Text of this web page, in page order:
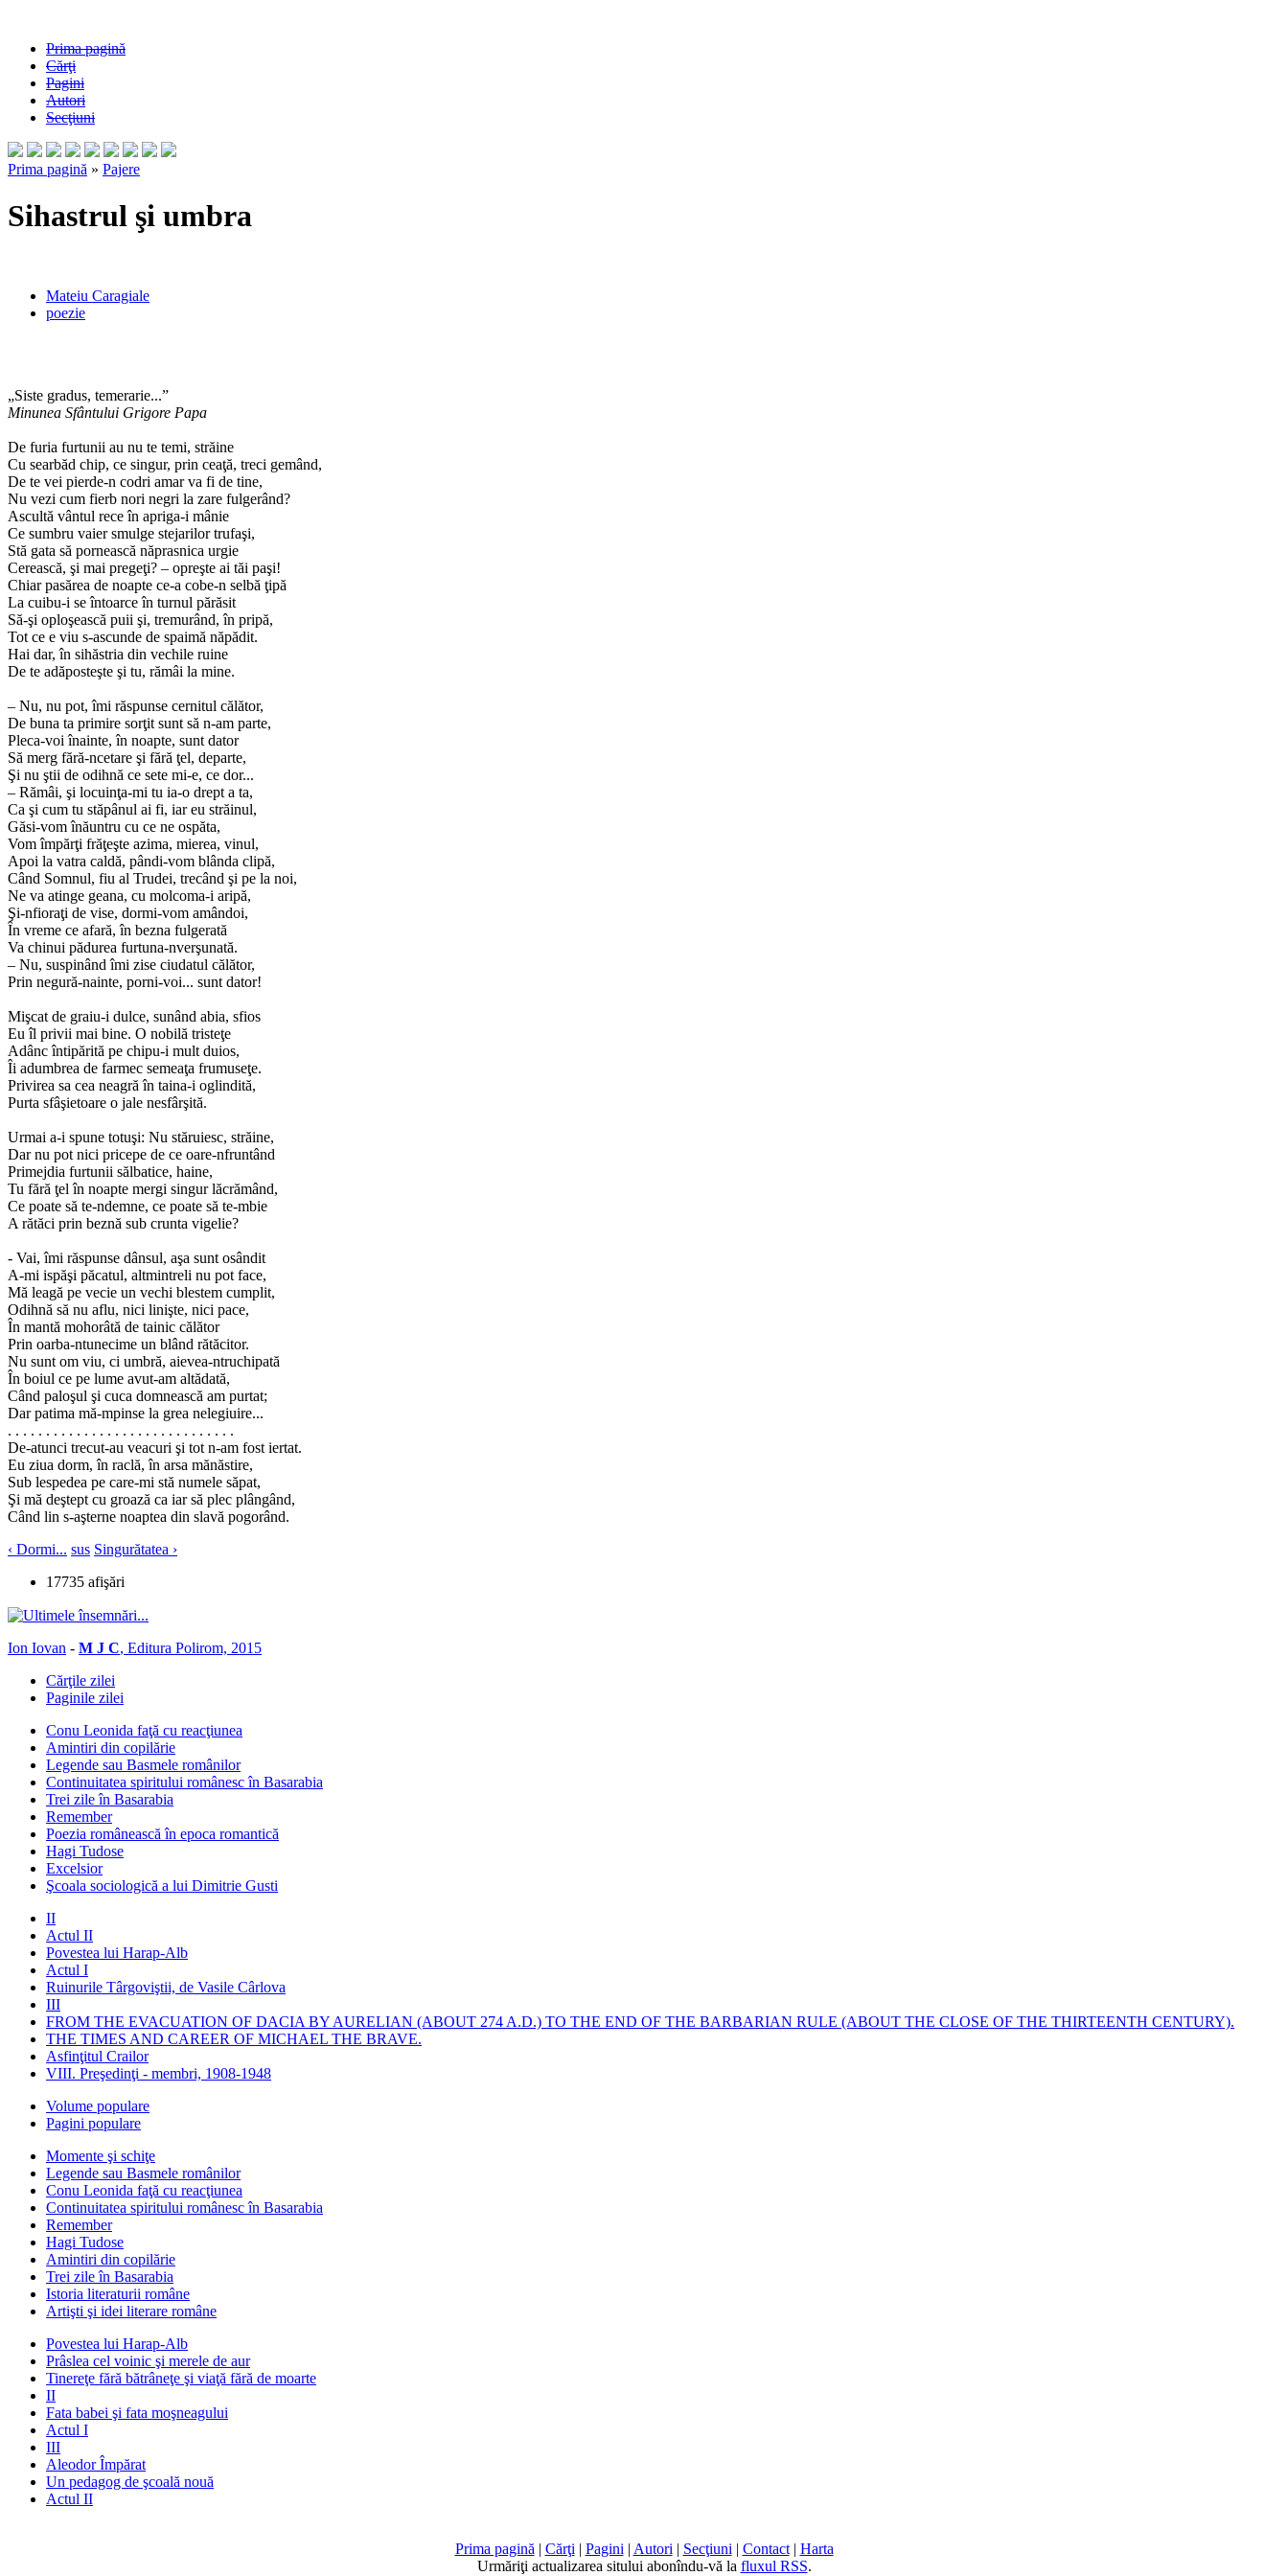
Prima pagină
Cărţi
Pagini
Autori
Secţiuni
Prima pagină » Pajere
Sihastrul şi umbra
Mateiu Caragiale
poezie
„Siste gradus, temerarie...”
Minunea Sfântului Grigore Papa
De furia furtunii au nu te temi, străine
Cu searbăd chip, ce singur, prin ceaţă, treci gemând,
De te vei pierde-n codri amar va fi de tine,
Nu vezi cum fierb nori negri la zare fulgerând?
Ascultă vântul rece în apriga-i mânie
Ce sumbru vaier smulge stejarilor trufaşi,
Stă gata să pornească năprasnica urgie
Cerească, şi mai pregeţi? – opreşte ai tăi paşi!
Chiar pasărea de noapte ce-a cobe-n selbă ţipă
La cuibu-i se întoarce în turnul părăsit
Să-şi oploşească puii şi, tremurând, în pripă,
Tot ce e viu s-ascunde de spaimă năpădit.
Hai dar, în sihăstria din vechile ruine
De te adăposteşte şi tu, rămâi la mine.
– Nu, nu pot, îmi răspunse cernitul călător,
De buna ta primire sorţit sunt să n-am parte,
Pleca-voi înainte, în noapte, sunt dator
Să merg fără-ncetare şi fără ţel, departe,
Şi nu ştii de odihnă ce sete mi-e, ce dor...
– Rămâi, şi locuinţa-mi tu ia-o drept a ta,
Ca şi cum tu stăpânul ai fi, iar eu străinul,
Găsi-vom înăuntru cu ce ne ospăta,
Vom împărţi frăţeşte azima, mierea, vinul,
Apoi la vatra caldă, pândi-vom blânda clipă,
Când Somnul, fiu al Trudei, trecând şi pe la noi,
Ne va atinge geana, cu molcoma-i aripă,
Şi-nfioraţi de vise, dormi-vom amândoi,
În vreme ce afară, în bezna fulgerată
Va chinui pădurea furtuna-nverşunată.
– Nu, suspinând îmi zise ciudatul călător,
Prin negură-nainte, porni-voi... sunt dator!
Mişcat de graiu-i dulce, sunând abia, sfios
Eu îl privii mai bine. O nobilă tristeţe
Adânc întipărită pe chipu-i mult duios,
Îi adumbrea de farmec semeaţa frumuseţe.
Privirea sa cea neagră în taina-i oglindită,
Purta sfâşietoare o jale nesfârşită.
Urmai a-i spune totuşi: Nu stăruiesc, străine,
Dar nu pot nici pricepe de ce oare-nfruntând
Primejdia furtunii sălbatice, haine,
Tu fără ţel în noapte mergi singur lăcrămând,
Ce poate să te-ndemne, ce poate să te-mbie
A rătăci prin beznă sub crunta vigelie?
- Vai, îmi răspunse dânsul, aşa sunt osândit
A-mi ispăşi păcatul, altmintreli nu pot face,
Mă leagă pe vecie un vechi blestem cumplit,
Odihnă să nu aflu, nici linişte, nici pace,
În mantă mohorâtă de tainic călător
Prin oarba-ntunecime un blând rătăcitor.
Nu sunt om viu, ci umbră, aievea-ntruchipată
În boiul ce pe lume avut-am altădată,
Când paloşul şi cuca domnească am purtat;
Dar patima mă-mpinse la grea nelegiuire...
. . . . . . . . . . . . . . . . . . . . . . . . . . . . . .
De-atunci trecut-au veacuri şi tot n-am fost iertat.
Eu ziua dorm, în raclă, în arsa mănăstire,
Sub lespedea pe care-mi stă numele săpat,
Şi mă deştept cu groază ca iar să plec plângând,
Când lin s-aşterne noaptea din slavă pogorând.
‹ Dormi... sus Singurătatea ›
17735 afişări
Ion Iovan - M J C, Editura Polirom, 2015
Cărţile zilei
Paginile zilei
Conu Leonida faţă cu reacţiunea
Amintiri din copilărie
Legende sau Basmele românilor
Continuitatea spiritului românesc în Basarabia
Trei zile în Basarabia
Remember
Poezia românească în epoca romantică
Hagi Tudose
Excelsior
Şcoala sociologică a lui Dimitrie Gusti
II
Actul II
Povestea lui Harap-Alb
Actul I
Ruinurile Târgoviştii, de Vasile Cârlova
III
FROM THE EVACUATION OF DACIA BY AURELIAN (ABOUT 274 A.D.) TO THE END OF THE BARBARIAN RULE (ABOUT THE CLOSE OF THE THIRTEENTH CENTURY).
THE TIMES AND CAREER OF MICHAEL THE BRAVE.
Asfinţitul Crailor
VIII. Preşedinţi - membri, 1908-1948
Volume populare
Pagini populare
Momente şi schiţe
Legende sau Basmele românilor
Conu Leonida faţă cu reacţiunea
Continuitatea spiritului românesc în Basarabia
Remember
Hagi Tudose
Amintiri din copilărie
Trei zile în Basarabia
Istoria literaturii române
Artişti şi idei literare române
Povestea lui Harap-Alb
Prâslea cel voinic şi merele de aur
Tinereţe fără bătrâneţe şi viaţă fără de moarte
II
Fata babei şi fata moşneagului
Actul I
III
Aleodor Împărat
Un pedagog de şcoală nouă
Actul II
Prima pagină | Cărţi | Pagini | Autori | Secţiuni | Contact| Harta
Urmăriţi actualizarea sitului abonîndu-vă la fluxul RSS.